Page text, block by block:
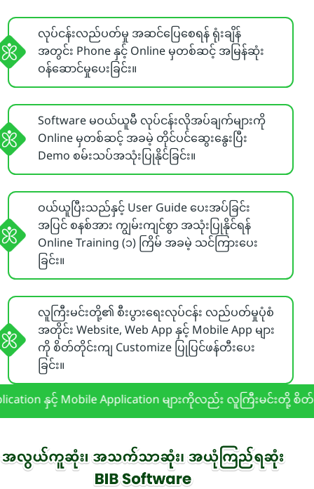
လုပ်ငန်းလည်ပတ်မှု အဆင်ပြေစေရန် ရုံးချိန်
အတွင်း Phone နှင့် Online မှတစ်ဆင့် အမြန်ဆုံး
ဝန်ဆောင်မှုပေးခြင်း။
Software မဝယ်ယူမီ လုပ်ငန်းလိုအပ်ချက်များကို
Online မှတစ်ဆင့် အခမဲ့ တိုင်ပင်ဆွေးနွေးပြီး
Demo စမ်းသပ်အသုံးပြုနိုင်ခြင်း။
ဝယ်ယူပြီးသည်နှင့် User Guide ပေးအပ်ခြင်း
အပြင် စနစ်အား ကျွမ်းကျင်စွာ အသုံးပြုနိုင်ရန်
Online Training (၁) ကြိမ် အခမဲ့ သင်ကြားပေး
ခြင်း။
လူကြီးမင်းတို့၏ စီးပွားရေးလုပ်ငန်း လည်ပတ်မှုပုံစံ
အတိုင်း Website, Web App နှင့် Mobile App များ
ကို စိတ်တိုင်းကျ Customize ပြုပြင်ဖန်တီးပေး
ခြင်း။
နှင့် Mobile Application များကိုလည်း လူကြီးမင်းတို့ စိ